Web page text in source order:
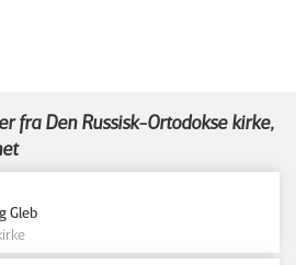
fra Den Russisk-Ortodokse kirke,
Gleb